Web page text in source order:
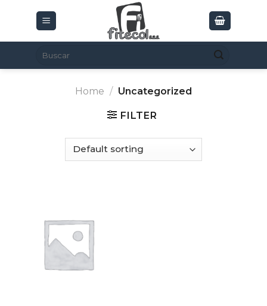
Search
Home / Uncategorized
FILTER